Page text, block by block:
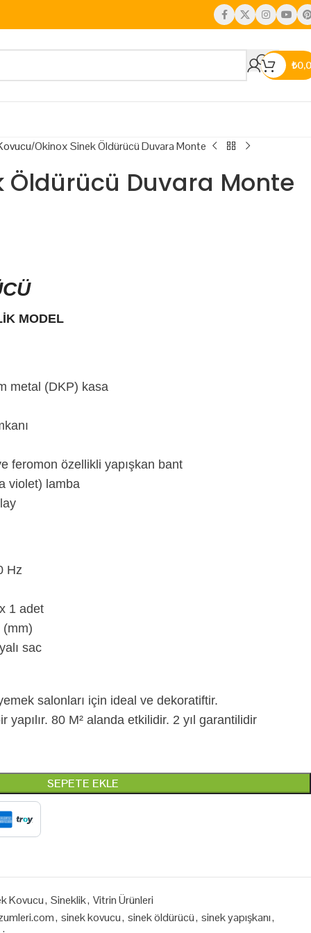
₺
Okinox Sinek Öldürücü Duvara Monte
Öldürücü Duvara Monte
MODEL
metal (DKP) kasa
feromon özellikli yapışkan bant
violet) lamba
Hz
1 adet
(mm)
sac
salonları için ideal ve dekoratiftir.
80 M² alanda etkilidir. 2 yıl garantilidir
SEPETE EKLE
Kovucu, Sineklik, Vitrin Ürünleri
, sinek kovucu, sinek öldürücü, sinek yapışkanı,